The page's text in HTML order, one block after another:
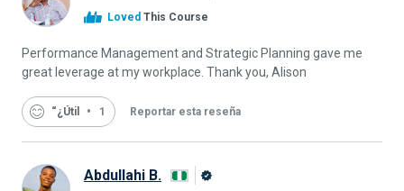
Alison
Loved This Course
Performance Management and Strategic Planning gave me
great leverage at my workplace. Thank you, Alison
“¿Útil 1 Reportar esta reseña
Abdullahi B.